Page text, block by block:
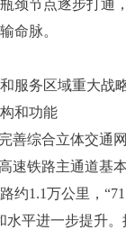
颈节点逐步打通
命脉。
服务区域重大战
和功能
善综合立体交通
速铁路主通道基
约1.1万公里 ，
水平进一步提升